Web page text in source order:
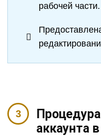
рабочей части.
аккаунта